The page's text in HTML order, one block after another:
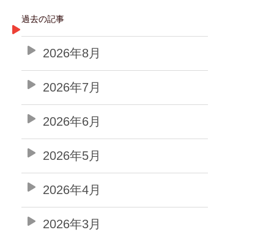
過去の記事
2026年8月
2026年7月
2026年6月
2026年5月
2026年4月
2026年3月